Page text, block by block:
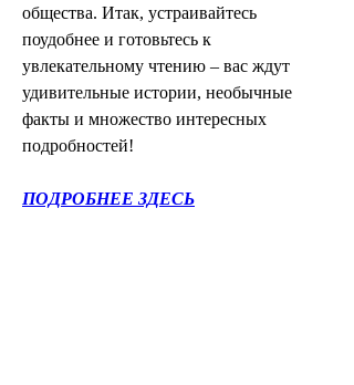
общества. Итак, устраивайтесь
поудобнее и готовьтесь к
увлекательному чтению – вас ждут
удивительные истории, необычные
факты и множество интересных
подробностей!
ПОДРОБНЕЕ ЗДЕСЬ